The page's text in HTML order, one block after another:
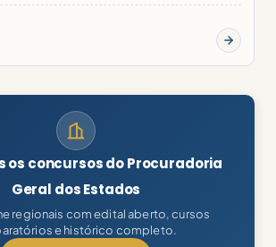
os concursos do Procuradoria
Geral dos Estados
regionais com edital aberto, cursos
e histórico completo.